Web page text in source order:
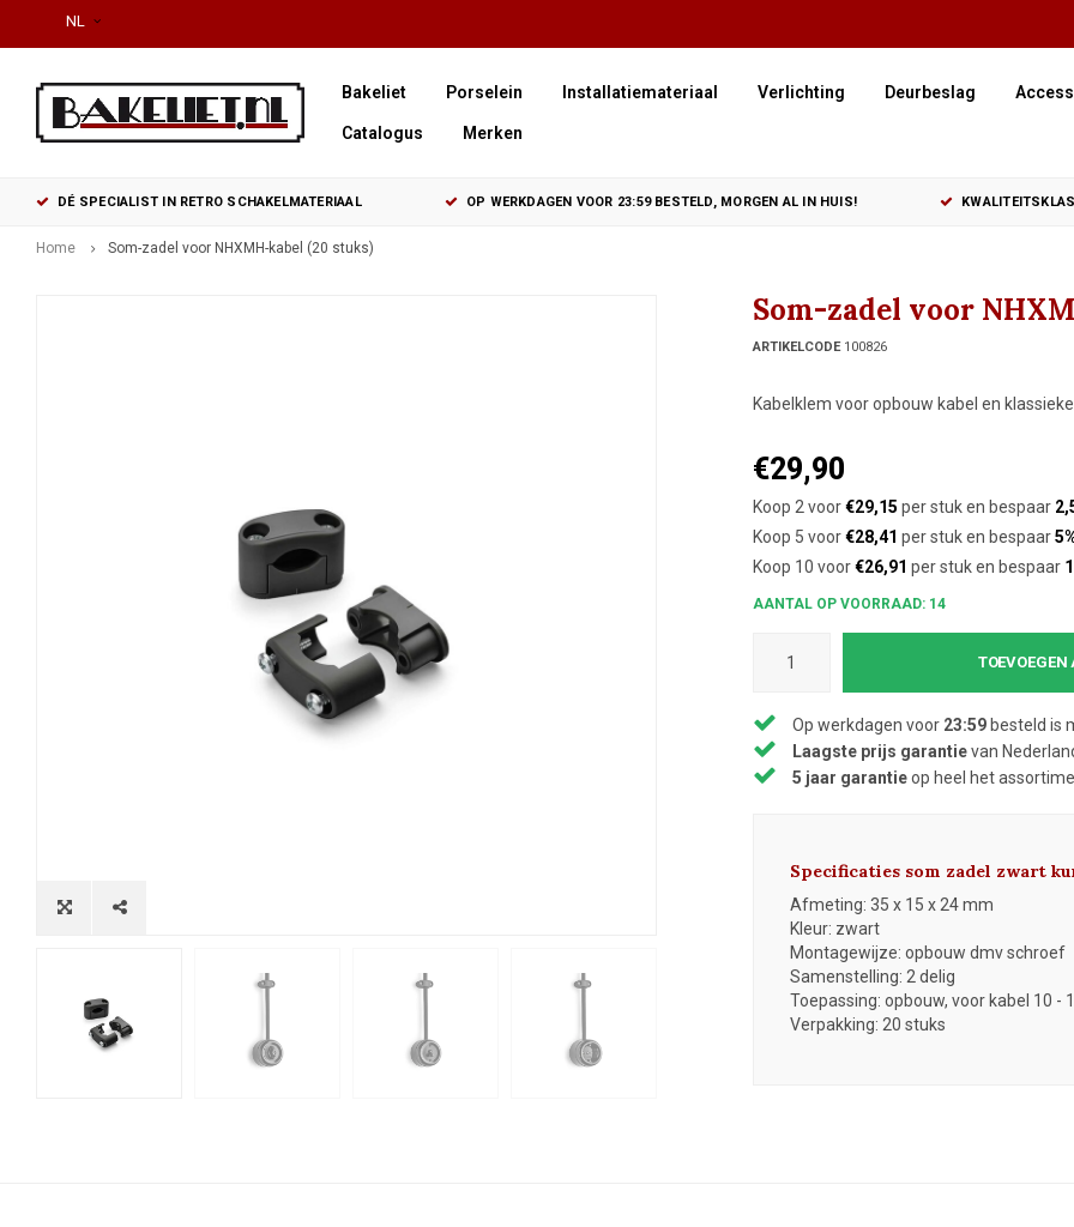
NL
Bakeliet Porselein Installatiemateriaal Verlichting Deurbeslag
Catalogus Merken
DÉ SPECIALIST IN RETRO SCHAKELMATERIAAL OP WERKDAGEN VOOR 23:59 BESTELD, MORGEN AL IN HUIS!
Home Som-zadel voor NHXMH-kabel (20 stuks)
Som-zadel voor
ARTIKELCODE100826
Kabelklem voor opbouw kabel en
€29,90
Koop 2 voor€29,15 per stuk en bespaar
Koop 5 voor€28,41 per stuk en bespaar
Koop 10 voor€26,91 per stuk en bespaar
AANTAL OP VOORRAAD: 14
Op werkdagen voor 23:59besteld is
Laagste prijs garantievan
5 jaar garantieop heel het
Specificaties som zadel zwart
Afmeting: 35 x 15 x 24 mm
Kleur: zwart
Montagewijze: opbouw dmv schroef
Samenstelling: 2 delig
Toepassing: opbouw, voor kabel 10 -
Verpakking: 20 stuks